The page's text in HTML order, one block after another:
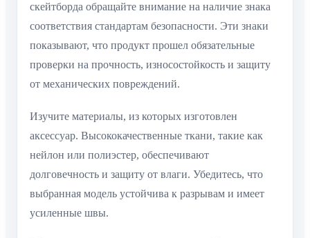
скейтборда обращайте внимание на наличие знака
соответствия стандартам безопасности. Эти знаки
показывают, что продукт прошел обязательные
проверки на прочность, износостойкость и защиту
от механических повреждений.
Изучите материалы, из которых изготовлен
аксессуар. Высококачественные ткани, такие как
нейлон или полиэстер, обеспечивают
долговечность и защиту от влаги. Убедитесь, что
выбранная модель устойчива к разрывам и имеет
усиленные швы.